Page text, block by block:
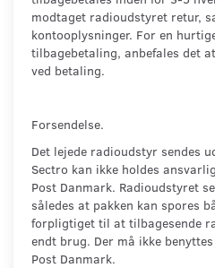
modtaget radioudstyret retur,
kontooplysninger. For en
tilbagebetaling, anbefales det
ved betaling.
Forsendelse.
Det lejede radioudstyr sendes
Sectro kan ikke holdes
Post Danmark. Radioudstyret
således at pakken kan spores
forpligtiget til at tilbagesende
endt brug. Der må ikke
Post Danmark.